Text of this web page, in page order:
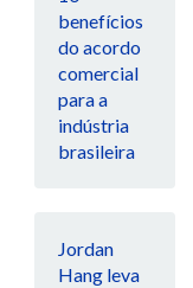
benefícios
do acordo
comercial
para a
indústria
brasileira
Jordan
Hang leva